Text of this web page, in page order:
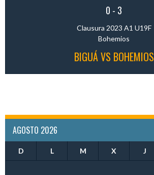
0 - 3
Clausura 2023 A1 U19F
Bohemios
BIGUÁ VS BOHEMIOS
AGOSTO 2026
D L M X J